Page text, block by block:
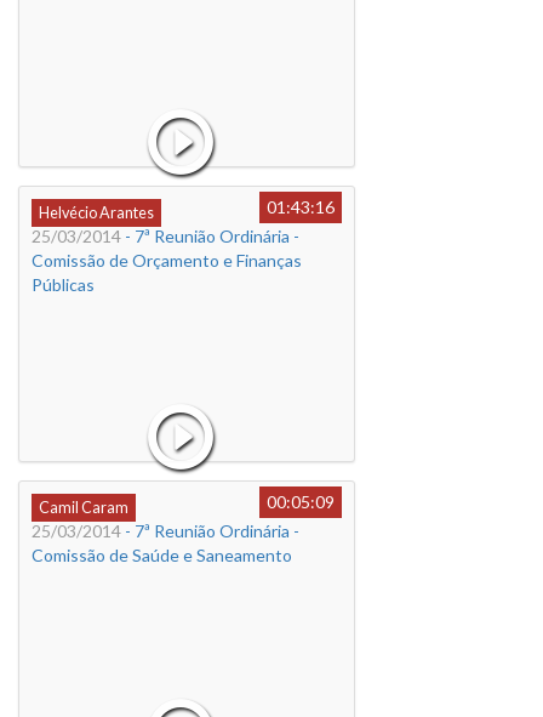
Helvécio Arantes
01:43:16
25/03/2014 - 7ª Reunião Ordinária -
Comissão de Orçamento e Finanças
Públicas
Camil Caram
00:05:09
25/03/2014 - 7ª Reunião Ordinária -
Comissão de Saúde e Saneamento